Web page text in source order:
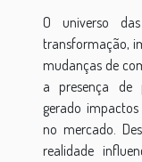
O universo
transformação,
mudanças de
a presença de
gerado
no mercado.
realidade